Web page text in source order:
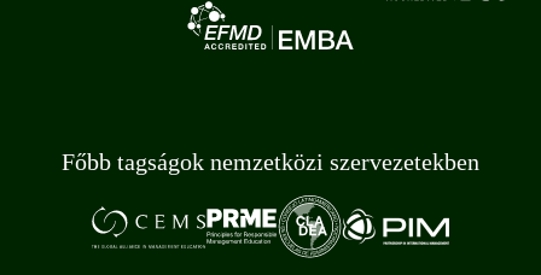
Főbb tagságok nemzetközi szervezetekben